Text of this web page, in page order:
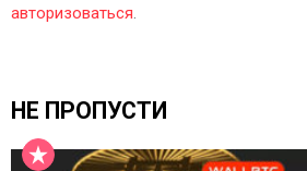
авторизоваться.
НЕ ПРОПУСТИ